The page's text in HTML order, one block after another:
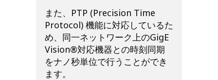
また、PTP (Precision Time
Protocol) 機能に対応しているた
め、同一ネットワーク上のGigE
Vision®対応機器との時刻同期
をナノ秒単位で行うことができ
ます。